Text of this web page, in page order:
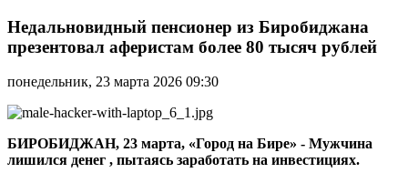
пенсионер
Биробиджана
аферистам
более
80
тысяч
рублей
Недальновидный пенсионер из Биробиджана
презентовал аферистам более 80 тысяч рублей
понедельник, 23 марта 2026 09:30
БИРОБИДЖАН, 23 марта, «Город на Бире» - Мужчина
лишился денег , пытаясь заработать на инвестициях.